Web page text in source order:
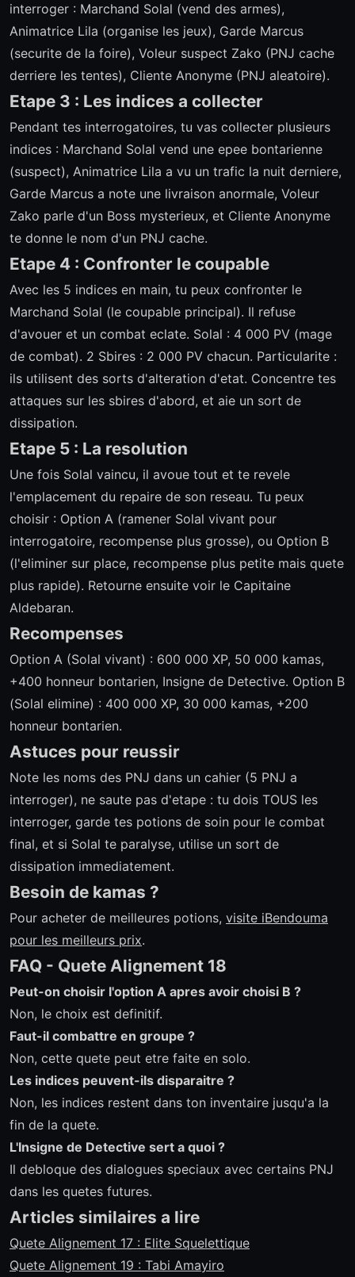
interroger : Marchand Solal (vend des armes),
Animatrice Lila (organise les jeux), Garde Marcus
(securite de la foire), Voleur suspect Zako (PNJ cache
derriere les tentes), Cliente Anonyme (PNJ aleatoire).
Etape 3 : Les indices a collecter
Pendant tes interrogatoires, tu vas collecter plusieurs
indices : Marchand Solal vend une epee bontarienne
(suspect), Animatrice Lila a vu un trafic la nuit derniere,
Garde Marcus a note une livraison anormale, Voleur
Zako parle d'un Boss mysterieux, et Cliente Anonyme
te donne le nom d'un PNJ cache.
Etape 4 : Confronter le coupable
Avec les 5 indices en main, tu peux confronter le
Marchand Solal (le coupable principal). Il refuse
d'avouer et un combat eclate. Solal : 4 000 PV (mage
de combat). 2 Sbires : 2 000 PV chacun. Particularite :
ils utilisent des sorts d'alteration d'etat. Concentre tes
attaques sur les sbires d'abord, et aie un sort de
dissipation.
Etape 5 : La resolution
Une fois Solal vaincu, il avoue tout et te revele
l'emplacement du repaire de son reseau. Tu peux
choisir : Option A (ramener Solal vivant pour
interrogatoire, recompense plus grosse), ou Option B
(l'eliminer sur place, recompense plus petite mais quete
plus rapide). Retourne ensuite voir le Capitaine
Aldebaran.
Recompenses
Option A (Solal vivant) : 600 000 XP, 50 000 kamas,
+400 honneur bontarien, Insigne de Detective. Option B
(Solal elimine) : 400 000 XP, 30 000 kamas, +200
honneur bontarien.
Astuces pour reussir
Note les noms des PNJ dans un cahier (5 PNJ a
interroger), ne saute pas d'etape : tu dois TOUS les
interroger, garde tes potions de soin pour le combat
final, et si Solal te paralyse, utilise un sort de
dissipation immediatement.
Besoin de kamas ?
Pour acheter de meilleures potions, visite iBendouma
pour les meilleurs prix.
FAQ - Quete Alignement 18
Peut-on choisir l'option A apres avoir choisi B ?
Non, le choix est definitif.
Faut-il combattre en groupe ?
Non, cette quete peut etre faite en solo.
Les indices peuvent-ils disparaitre ?
Non, les indices restent dans ton inventaire jusqu'a la
fin de la quete.
L'Insigne de Detective sert a quoi ?
Il debloque des dialogues speciaux avec certains PNJ
dans les quetes futures.
Articles similaires a lire
Quete Alignement 17 : Elite Squelettique
Quete Alignement 19 : Tabi Amayiro